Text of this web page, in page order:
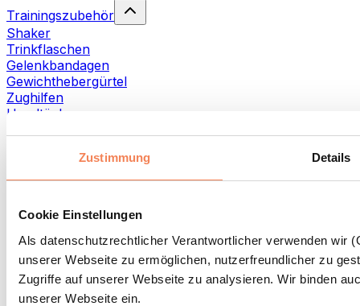
Zustimmung Details
Cookie Einstellungen
Als datenschutzrechtlicher Verantwortlicher verwenden wir
unserer Webseite zu ermöglichen, nutzerfreundlicher zu
Zugriffe auf unserer Webseite zu analysieren. Wir binden
unserer Webseite ein.
Trainingszubehör
Shaker
Trinkflaschen
Gelenkbandagen
Gewichthebergürtel
Zughilfen
Handtücher
Faszien- und Massagerollen
Weitere Rehabilitationshilfen
Taschen & Rucksäcke
Essenstaschen und Meal-Prep-Zubehör
Sporttaschen